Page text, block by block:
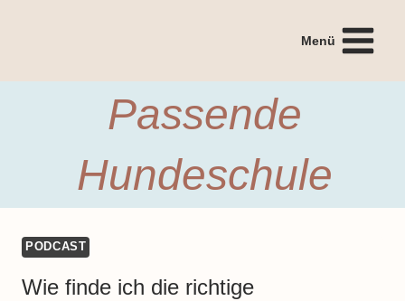
Menü
Passende
Hundeschule
PODCAST
Wie finde ich die richtige